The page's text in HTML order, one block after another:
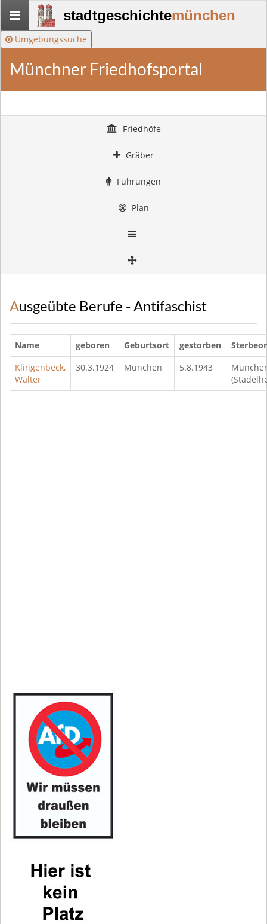
Stadtgeschichte-
München
stadtgeschichtemünchen
Umgebungssuche
Münchner Friedhofsportal
Friedhöfe
Gräber
Führungen
Plan
Ausgeübte Berufe - Antifaschist
Name geboren Geburtsort gestorben
Klingenbeck,
Walter
30.3.1924 München 5.8.1943